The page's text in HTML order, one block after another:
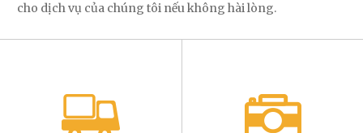
cho dịch vụ của chúng tôi nếu không hài lòng.